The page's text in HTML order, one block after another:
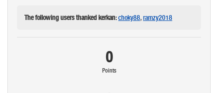
The following users thanked kerkan:choky88,ramzy2018
0
Points